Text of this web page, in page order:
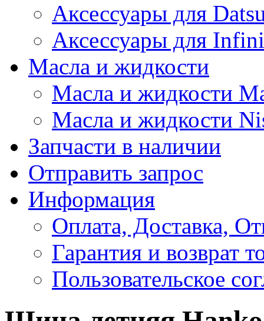
Аксессуары для
Аксессуары для
Масла и жидкости
Масла и жидкости
Масла и жидкости
Запчасти в наличии
Отправить запрос
Информация
Оплата, Доставка,
Гарантия и возврат
Пользовательское